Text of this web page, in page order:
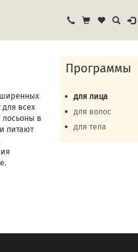
всех
в
питают
Программы
для лица
для волос
для тела